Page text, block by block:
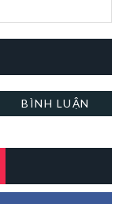
BÌNH LUẬN